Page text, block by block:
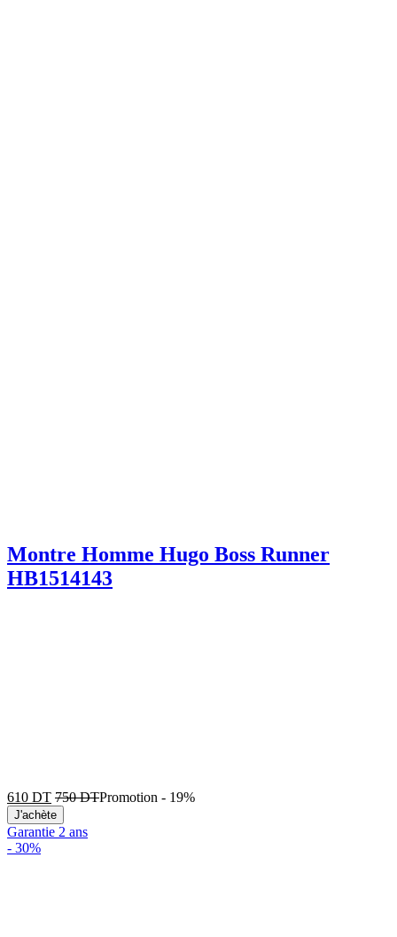
Montre Homme Hugo Boss Runner
HB1514143
610 DT 750DTPromotion - 19%
J'achète
Garantie 2 ans
- 30%